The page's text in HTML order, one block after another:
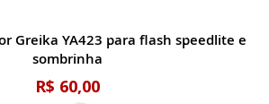
Greika YA423 para flash speedlite e
sombrinha
R$ 60,00